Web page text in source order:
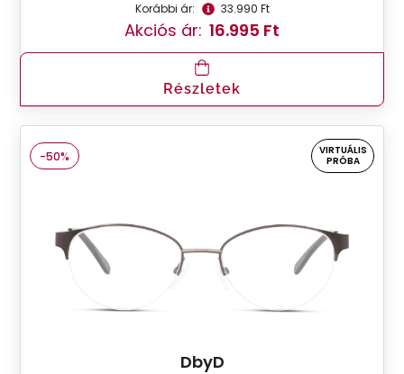
Korábbi ár: 33.990 Ft
Akciós ár: 16.995 Ft
Részletek
-50%
VIRTUÁLIS
PRÓBA
DbyD